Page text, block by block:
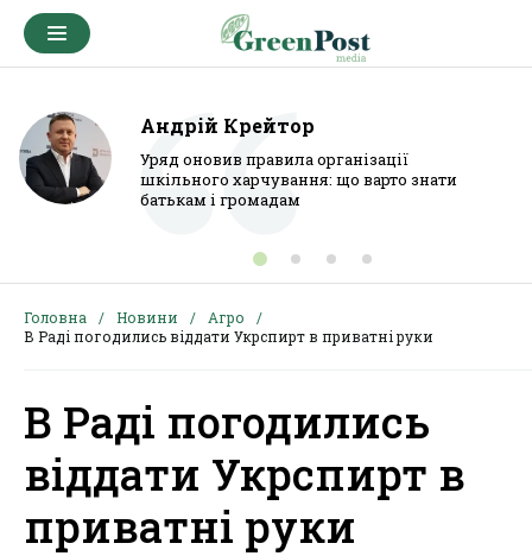
Андрій Крейтор
Уряд оновив правила організації
шкільного харчування: що варто знати
батькам і громадам
Головна Новини
Агро
В Раді погодились віддати Укрспирт в приватні руки
В Раді погодились
віддати Укрспирт в
приватні руки